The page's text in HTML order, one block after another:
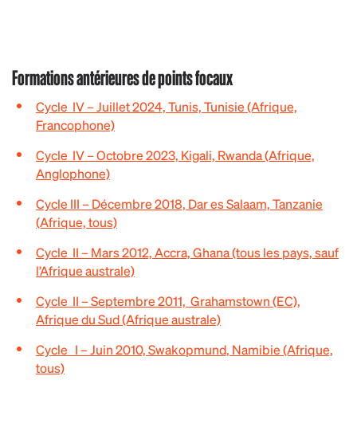
Formations antérieures de points focaux
Cycle IV – Juillet 2024, Tunis, Tunisie (Afrique,
Francophone)
Cycle IV – Octobre 2023, Kigali, Rwanda (Afrique,
Anglophone)
Cycle III – Décembre 2018, Dar es Salaam, Tanzanie
(Afrique, tous)
Cycle II – Mars 2012, Accra, Ghana (tous les pays, sauf
l’Afrique australe)
Cycle II – Septembre 2011, Grahamstown (EC),
Afrique du Sud (Afrique australe)
Cycle I – Juin 2010, Swakopmund, Namibie (Afrique,
tous)